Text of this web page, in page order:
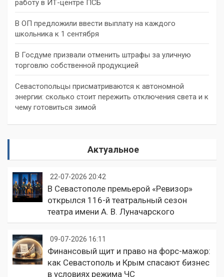
работу в ИТ-центре ПСБ
В ОП предложили ввести выплату на каждого
школьника к 1 сентября
В Госдуме призвали отменить штрафы за уличную
торговлю собственной продукцией
Севастопольцы присматриваются к автономной
энергии: сколько стоит пережить отключения света и к
чему готовиться зимой
Актуальное
22-07-2026 20:42
В Севастополе премьерой «Ревизор»
открылся 116-й театральный сезон
театра имени А. В. Луначарского
09-07-2026 16:11
Финансовый щит и право на форс-мажор:
как Севастополь и Крым спасают бизнес
в условиях режима ЧС